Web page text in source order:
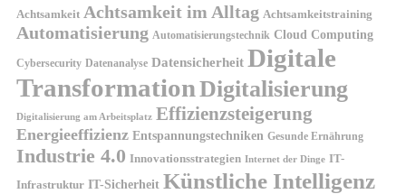
Achtsamkeit Achtsamkeit im Alltag Achtsamkeitstraining
Automatisierung Automatisierungstechnik Cloud Computing
Cybersecurity Datenanalyse Datensicherheit Digitale
TransformationDigitalisierung
Digitalisierung am Arbeitsplatz Effizienzsteigerung
Energieeffizienz Entspannungstechniken Gesunde Ernährung
Industrie 4.0 Innovationsstrategien Internet der Dinge IT-
Infrastruktur IT-Sicherheit Künstliche Intelligenz